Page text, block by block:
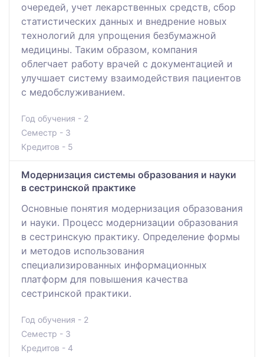
очередей, учет лекарственных средств, сбор
статистических данных и внедрение новых
технологий для упрощения безбумажной
медицины. Таким образом, компания
облегчает работу врачей с документацией и
улучшает систему взаимодействия пациентов
с медобслуживанием.
Год обучения - 2
Семестр - 3
Кредитов - 5
Модернизация системы образования и науки
в сестринской практике
Основные понятия модернизация образования
и науки. Процесс модернизации образования
в сестринскую практику. Определение формы
и методов использования
специализированных информационных
платформ для повышения качества
сестринской практики.
Год обучения - 2
Семестр - 3
Кредитов - 4